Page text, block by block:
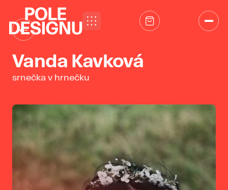
←
Vanda Kavková
srnečka v hrnečku